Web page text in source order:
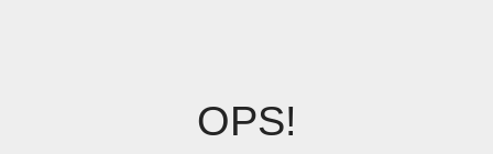
OPS!